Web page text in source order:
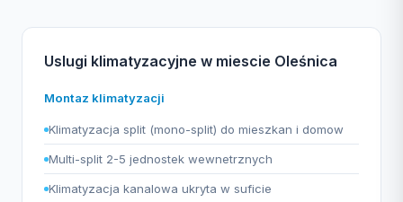
Uslugi klimatyzacyjne w miescie Oleśnica
Montaz klimatyzacji
Klimatyzacja split (mono-split) do mieszkan i domow
Multi-split 2-5 jednostek wewnetrznych
Klimatyzacja kanalowa ukryta w suficie